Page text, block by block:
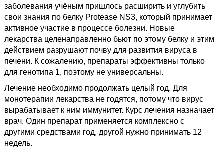
заболевания учёным пришлось расширить и углубить
свои знания по белку Protease NS3, который принимает
активное участие в процессе болезни. Новые
лекарства целенаправленно бьют по этому белку и этим
действием разрушают почву для развития вируса в
печени. К сожалению, препараты эффективны только
для генотипа 1, поэтому не универсальны.
Лечение необходимо продолжать целый год. Для
монотерапии лекарства не годятся, потому что вирус
вырабатывает к ним иммунитет. Курс лечения назначает
врач. Один препарат применяется комплексно с
другими средствами год, другой нужно принимать 12
недель.